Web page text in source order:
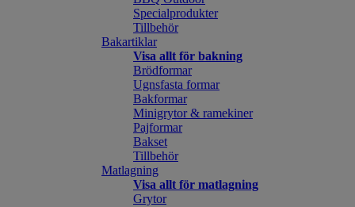
Specialprodukter
Tillbehör
Bakartiklar
Visa allt för bakning
Brödformar
Ugnsfasta formar
Bakformar
Minigrytor & ramekiner
Pajformar
Bakset
Tillbehör
Matlagning
Visa allt för matlagning
Grytor